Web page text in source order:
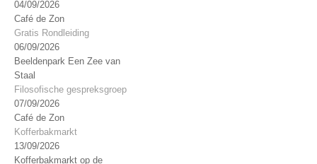
04/09/2026
Café de Zon
Gratis Rondleiding
06/09/2026
Beeldenpark Een Zee van
Staal
Filosofische gespreksgroep
07/09/2026
Café de Zon
Kofferbakmarkt
13/09/2026
Kofferbakmarkt op de